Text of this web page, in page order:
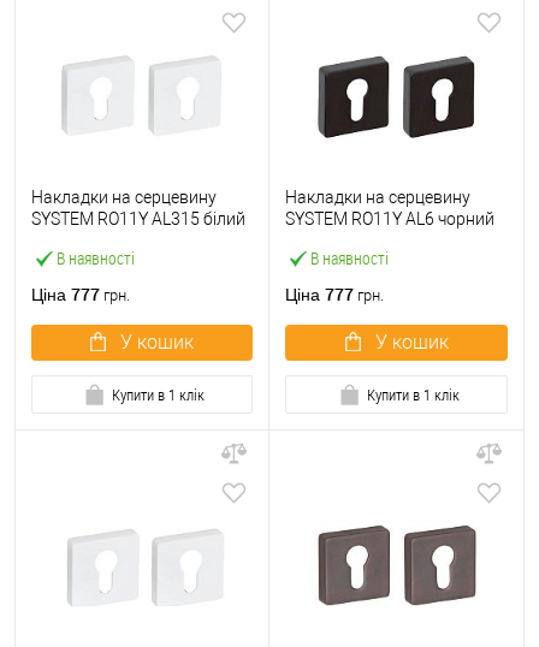
В наявності
Накладки на серцевину
SYSTEM RO11Y AL315 білий
Ціна 777 грн.
У кошик
Купити в 1 клік
В наявності
Накладки на серцевину
SYSTEM RO11Y AL6 чорний
Ціна 777 грн.
У кошик
Купити в 1 клік